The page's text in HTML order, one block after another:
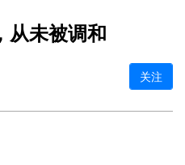
从未被调和
关注